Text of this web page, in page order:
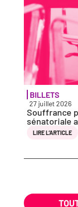
BILLETS
27 juillet 2026
Souffrance
séna­to­riale
LIRE L’AR­TICLE